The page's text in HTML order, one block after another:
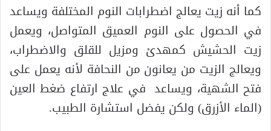
كما أنه زيت يعالج اضطرابات النوم المختلفة ويساعد
في الحصول على النوم العميق المتواصل، ويعمل
زيت الحشيش كمهدئ ومزيل للقلق والاضطراب،
ويعالج الزيت من يعانون من النحافة لأنه يعمل على
فتح الشهية، ويساعد في علاج ارتفاع ضغط العين
(الماء الأزرق) ولكن يفضل استشارة الطبيب.